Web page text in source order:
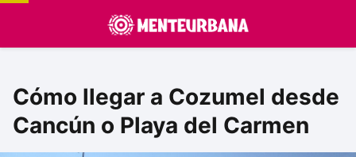
Cómo llegar a Cozumel desde
Cancún o Playa del Carmen